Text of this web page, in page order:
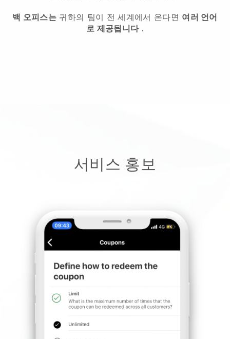
백 오피스는 귀하의 팀이 전 세계에서 온다면 여러 언어
로 제공됩니다.
서비스 홍보